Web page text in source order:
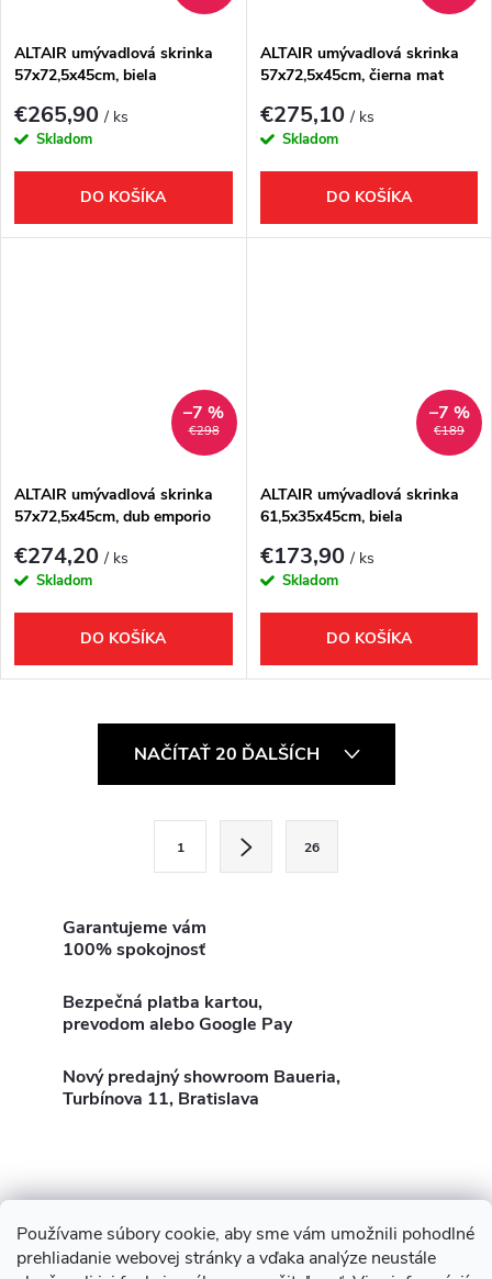
Používame súbory cookie, aby sme vám umožnili pohodlné
prehliadanie webovej stránky a vďaka analýze neustále
ALTAIR umývadlová skrinka
57x72,5x45cm, biela
€265,90/ ks
Skladom
DO KOŠÍKA
ALTAIR umývadlová skrinka
57x72,5x45cm, čierna mat
€275,10/ ks
Skladom
DO KOŠÍKA
€298
–7 %
ALTAIR umývadlová skrinka
57x72,5x45cm, dub emporio
€274,20/ ks
Skladom
DO KOŠÍKA
€189
–7 %
ALTAIR umývadlová skrinka
61,5x35x45cm, biela
€173,90/ ks
Skladom
DO KOŠÍKA
r
v
NAČÍTAŤ 20 ĎALŠÍCH
1 26
Garantujeme vám
100% spokojnosť
Bezpečná platba kartou,
prevodom alebo Google Pay
Nový predajný showroom Baueria,
Turbínova 11, Bratislava
Z Showroom Turbínova 11 Rekonštrukcie
Stavby